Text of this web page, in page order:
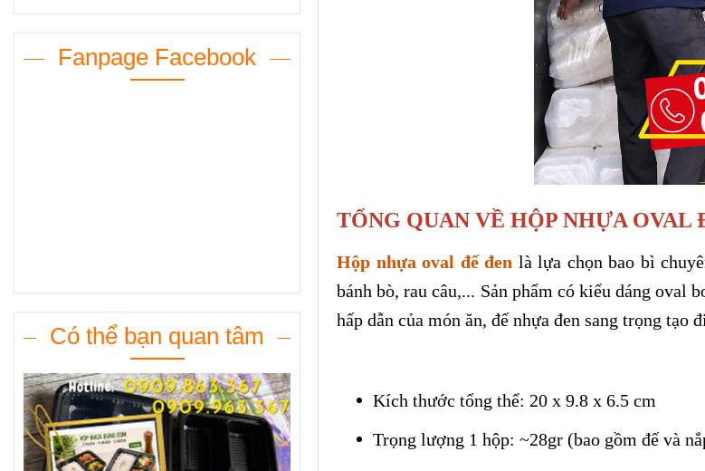
TỔNG QUAN VỀ HỘP NHỰA OVAL
Hộp nhựa oval đế đen là lựa chọn bao bì
bánh bò, rau câu,... Sản phẩm có kiểu dáng oval
hấp dẫn của món ăn, đế nhựa đen sang trọng
Kích thước tổng thể: 20 x 9.8 x 6.5 cm
Trọng lượng 1 hộp: ~28gr (bao gồm đế và
Fanpage Facebook
Có thể bạn quan tâm